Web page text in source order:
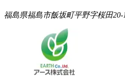
福島県福島市飯坂町平野字桜田20-